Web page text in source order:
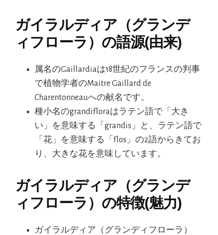
ガイラルディア（グランデ
ィフローラ）の語源(由来)
属名のGaillardiaは18世紀のフランスの判事
で植物学者のMaitre Gaillard de
Charentonneauへの献名です。
種小名のgrandifloraはラテン語で「大き
い」を意味する「grandis」と、ラテン語で
「花」を意味する「flos」の2語からきてお
り、大きな花を意味しています。
ガイラルディア（グランデ
ィフローラ）の特徴(魅力)
ガイラルディア（グランディフローラ）